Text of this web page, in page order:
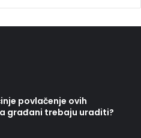
povlačenje ovih
građani trebaju uraditi?